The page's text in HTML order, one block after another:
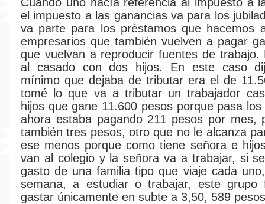
el impuesto a las ganancias va para los
va parte para los préstamos que hacemos
empresarios que también vuelven a pagar
que vuelvan a reproducir fuentes de trabajo.
al casado con dos hijos. En este caso
mínimo que dejaba de tributar era el de
tomé lo que va a tributar un trabajador
hijos que gane 11.600 pesos porque pasa
ahora estaba pagando 211 pesos por mes,
también tres pesos, otro que no le alcanza
ese menos porque como tiene señora e
van al colegio y la señora va a trabajar, si
gasto de una familia tipo que viaje cada
semana, a estudiar o trabajar, este grupo
gastar únicamente en subte a 3,50, 589